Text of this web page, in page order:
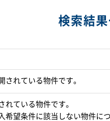
検索結
されている物件です。
れている物件です。
希望条件に該当しない物件に